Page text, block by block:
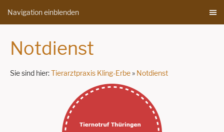
Navigation einblenden
Notdienst
Sie sind hier:Tierarztpraxis Kling-Erbe» Notdienst